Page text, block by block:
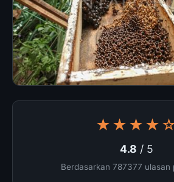
4.8 / 5
Berdasarkan 787377 ulasan